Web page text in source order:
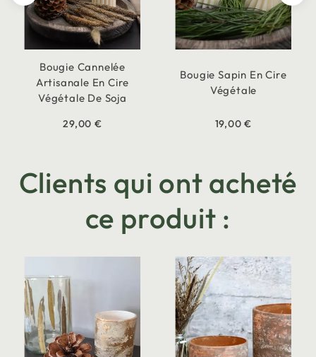
Bougie Cannelée
Artisanale En Cire
Végétale De Soja
29,00 €
Bougie Sapin En Cire
Végétale
19,00 €
Clients qui ont acheté
ce produit :